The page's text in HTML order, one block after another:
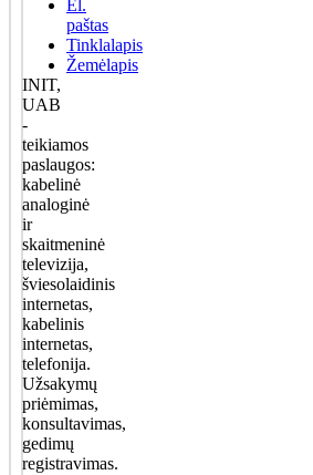
El.
paštas
Tinklalapis
Žemėlapis
INIT,
UAB
-
teikiamos
paslaugos:
kabelinė
analoginė
ir
skaitmeninė
televizija,
šviesolaidinis
internetas,
kabelinis
internetas,
telefonija.
Užsakymų
priėmimas,
konsultavimas,
gedimų
registravimas.